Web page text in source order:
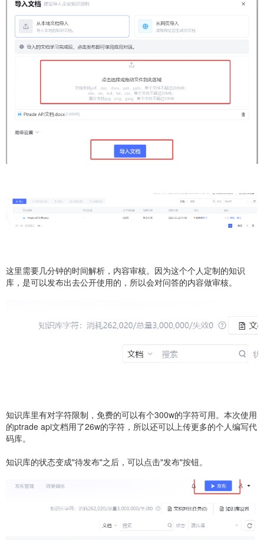
这里需要几分钟的时间解析，内容审核。因为这个个人定制的知识
库，是可以发布出去公开使用的，所以会对问答的内容做审核。
知识库里有对字符限制，免费的可以有个300w的字符可用。本次使用
的ptrade api文档用了26w的字符，所以还可以上传更多的个人编写代
码库。
知识库的状态变成"待发布"之后，可以点击"发布"按钮。